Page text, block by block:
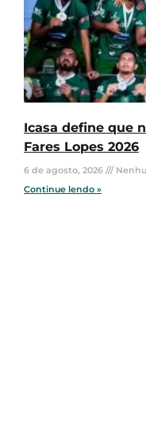
Icasa define que
Fares Lopes 2026
6 de agosto, 2026
Continue lendo »